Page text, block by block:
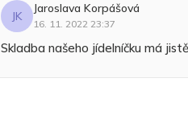
JK
Jaroslava Korpášová
16. 11. 2022 23:37
Skladba našeho jídelníčku má